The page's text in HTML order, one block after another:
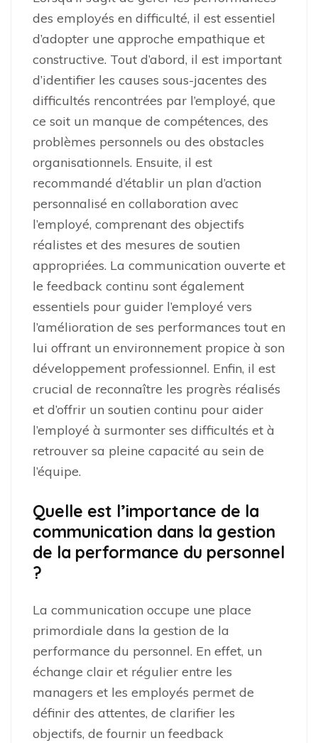
des employés en difficulté, il est essentiel
d’adopter une approche empathique et
constructive. Tout d’abord, il est important
d’identifier les causes sous-jacentes des
difficultés rencontrées par l’employé, que
ce soit un manque de compétences, des
problèmes personnels ou des obstacles
organisationnels. Ensuite, il est
recommandé d’établir un plan d’action
personnalisé en collaboration avec
l’employé, comprenant des objectifs
réalistes et des mesures de soutien
appropriées. La communication ouverte et
le feedback continu sont également
essentiels pour guider l’employé vers
l’amélioration de ses performances tout en
lui offrant un environnement propice à son
développement professionnel. Enfin, il est
crucial de reconnaître les progrès réalisés
et d’offrir un soutien continu pour aider
l’employé à surmonter ses difficultés et à
retrouver sa pleine capacité au sein de
l’équipe.
Quelle est l’importance de la
communication dans la gestion
de la performance du personnel
?
La communication occupe une place
primordiale dans la gestion de la
performance du personnel. En effet, un
échange clair et régulier entre les
managers et les employés permet de
définir des attentes, de clarifier les
objectifs, de fournir un feedback